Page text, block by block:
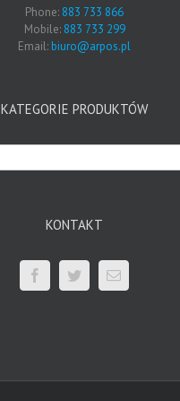
Phone: 883 733 866
Mobile: 883 733 299
Email: biuro@arpos.pl
KATEGORIE PRODUKTÓW
KONTAKT